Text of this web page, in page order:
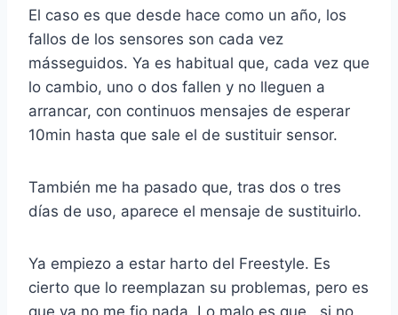
El caso es que desde hace como un año, los
fallos de los sensores son cada vez
másseguidos. Ya es habitual que, cada vez que
lo cambio, uno o dos fallen y no lleguen a
arrancar, con continuos mensajes de esperar
10min hasta que sale el de sustituir sensor.
También me ha pasado que, tras dos o tres
días de uso, aparece el mensaje de sustituirlo.
Ya empiezo a estar harto del Freestyle. Es
cierto que lo reemplazan su problemas, pero es
que ya no me fio nada. Lo malo es que, si no